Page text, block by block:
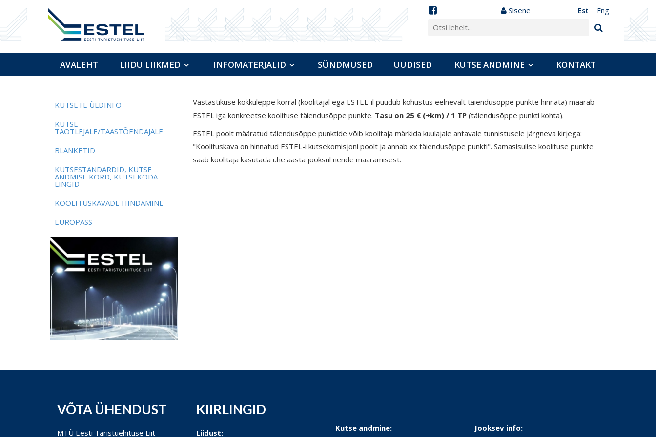
Sisene est eng
AVALEHT LIIDU LIIKMED INFOMATERJALID SÜNDMUSED UUDISED KUTSE ANDMINE KONTAKT
KUTSETE ÜLDINFO
KUTSE
TAOTLEJALE/TAASTÕENDAJALE
BLANKETID
KUTSESTANDARDID, KUTSE
ANDMISE KORD, KUTSEKODA
LINGID
KOOLITUSKAVADE HINDAMINE
EUROPASS
Vastastikuse kokkuleppe korral (koolitajal ega ESTEL-il puudub kohustus eelnevalt täiendusõppe punkte hinnata) määrab
ESTEL iga konkreetse koolituse täiendusõppe punkte. Tasu on 25 € (+km) / 1 TP(täiendusõppe punkti kohta).
ESTEL poolt määratud täiendusõppe punktide võib koolitaja märkida kuulajale antavale tunnistusele järgneva kirjega:
"Koolituskava on hinnatud ESTEL-i kutsekomisjoni poolt ja annab xx täiendusõppe punkti". Samasisulise koolituse punkte
saab koolitaja kasutada ühe aasta jooksul nende määramisest.
VÕTA ÜHENDUST
MTÜ Eesti Taristuehituse Liit
KIIRLINGID
Liidust: Kutse andmine: Jooksev info: